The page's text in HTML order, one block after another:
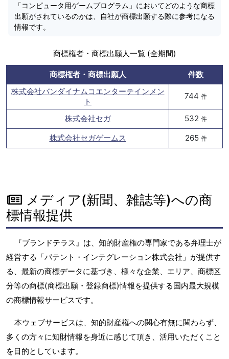
「コンピュータ用ゲームプログラム」においてどのような商標
出願がされているのかは、自社が商標出願する際に参考になる
情報です。
商標権者・商標出願人一覧 (全期間)
商標権者・商標出願人
件数
株式会社バンダイナムコエンターテインメン
ト
744 件
株式会社セガ 532 件
株式会社セガゲームス 265 件
メディア(新聞、雑誌等)への商
標情報提供
『ブランドテラス』は、知的財産権の専門家である弁理士が
経営する「パテント・インテグレーション株式会社」が提供す
る、最新の商標データに基づき、様々な企業、エリア、商標区
分等の商標(商標出願・登録商標)情報を提供する国内最大規模
の商標情報サービスです。
本ウェブサービスは、知的財産権への関心有無に関わらず、
多くの方々に知財情報を身近に感じて頂き、活用いただくこと
を目的としています。